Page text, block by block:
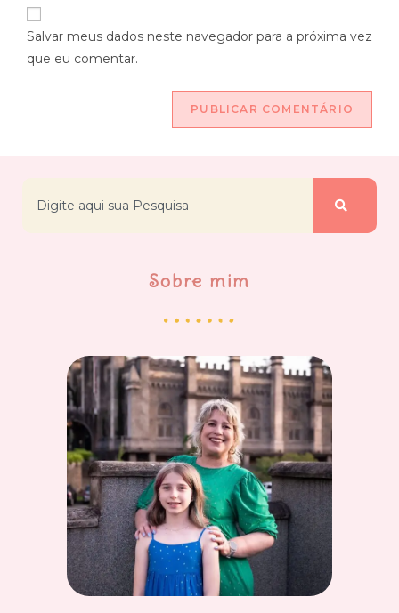
Salvar meus dados neste navegador para a próxima vez
que eu comentar.
Sobre mim